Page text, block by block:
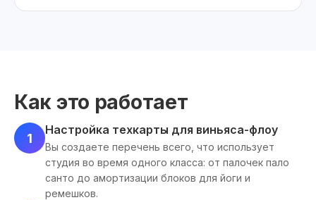
Как это работает
1
Настройка техкарты для виньяса-флоу
Вы создаете перечень всего, что использует
студия во время одного класса: от палочек пало
санто до амортизации блоков для йоги и
ремешков.